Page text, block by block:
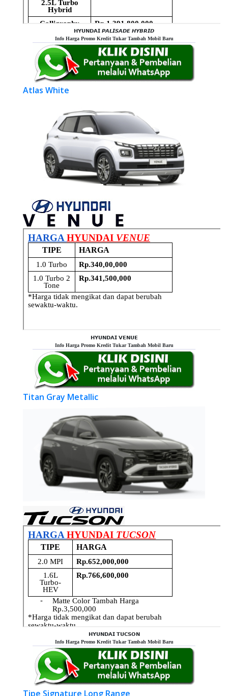
𝗛𝗬𝗨𝗡𝗗𝗔𝗜 𝙋𝘼𝙇𝙄𝙎𝘼𝘿𝙀 𝙃𝙔𝘽𝙍𝙄𝘿
Info Harga Promo Kredit Tukar Tambah Mobil Baru
Atlas White
Previous
𝗛𝗬𝗨𝗡𝗗𝗔𝗜 𝗩𝗘𝗡𝗨𝗘
Info Harga Promo Kredit Tukar Tambah Mobil Baru
Titan Gray Metallic
Previous Next
𝗛𝗬𝗨𝗡𝗗𝗔𝗜 𝗧𝗨𝗖𝗦𝗢𝗡
Info Harga Promo Kredit Tukar Tambah Mobil Baru
Tipe Signature Long Range